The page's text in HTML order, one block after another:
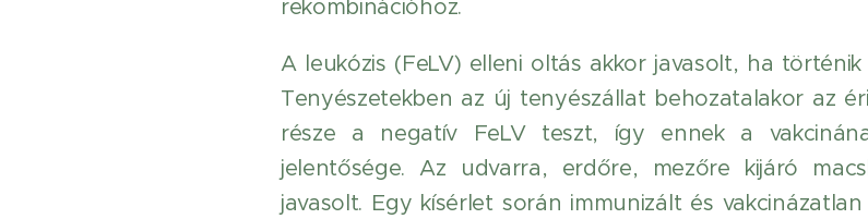
rekombinációhoz.
A leukózis (FeLV) elleni oltás akkor javasolt, ha
Tenyészetekben az új tenyészállat behozatalakor az
része a negatív FeLV teszt, így ennek a
jelentősége. Az udvarra, erdőre, mezőre kijáró
javasolt. Egy kísérlet során immunizált és